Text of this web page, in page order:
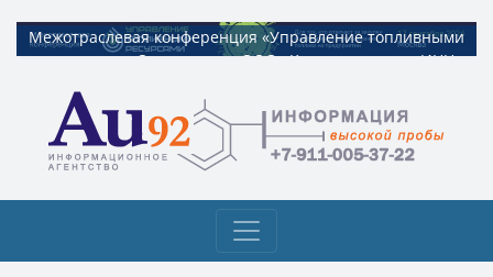
Межотраслевая конференция «Управление топливными
ресурсами». Организатор ООО «Квадрат ресурс» ИНН
Межотраслевая конференция «Управление топливными
ресурсами». Организатор ООО «Квадрат ресурс» ИНН